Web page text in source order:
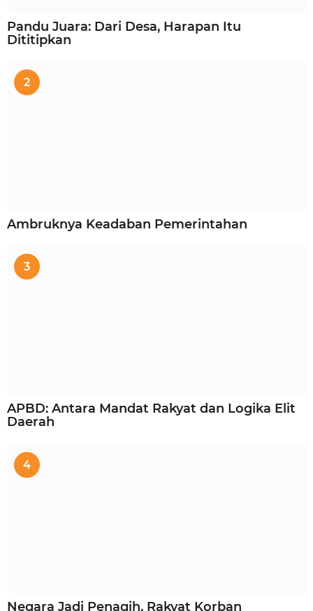
Pandu Juara: Dari Desa, Harapan Itu
Dititipkan
2
Ambruknya Keadaban Pemerintahan
3
APBD: Antara Mandat Rakyat dan Logika Elit
Daerah
4
Negara Jadi Penagih, Rakyat Korban